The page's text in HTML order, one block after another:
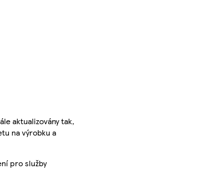
aktualizovány tak,
na výrobku a
pro služby